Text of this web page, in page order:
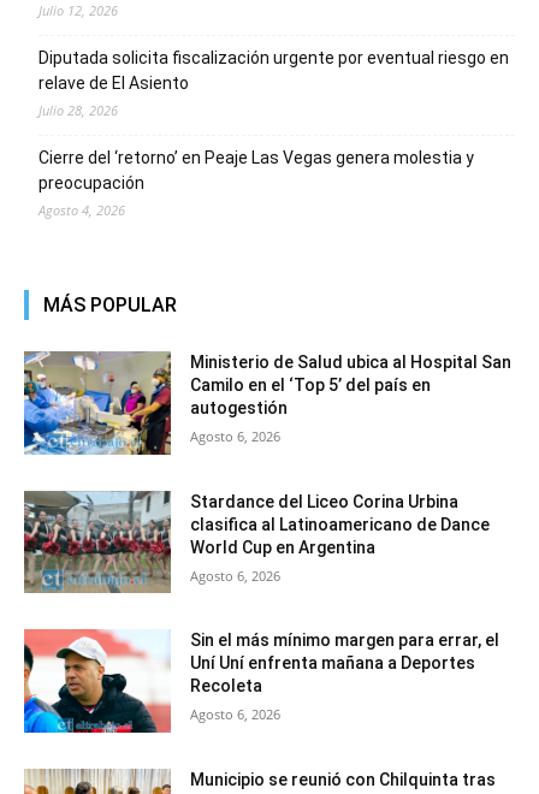
Julio 12, 2026
Diputada solicita fiscalización urgente por eventual riesgo en
relave de El Asiento
Julio 28, 2026
Cierre del ‘retorno’ en Peaje Las Vegas genera molestia y
preocupación
Agosto 4, 2026
MÁS POPULAR
Ministerio de Salud ubica al Hospital San
Camilo en el ‘Top 5’ del país en
autogestión
Agosto 6, 2026
Stardance del Liceo Corina Urbina
clasifica al Latinoamericano de Dance
World Cup en Argentina
Agosto 6, 2026
Sin el más mínimo margen para errar, el
Uní Uní enfrenta mañana a Deportes
Recoleta
Agosto 6, 2026
Municipio se reunió con Chilquinta tras